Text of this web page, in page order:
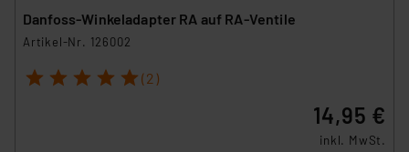
Danfoss-Winkeladapter RA auf RA-Ventile
Artikel-Nr. 126002
1 2 3 4 5 (2)
14,95 €
inkl. MwSt.